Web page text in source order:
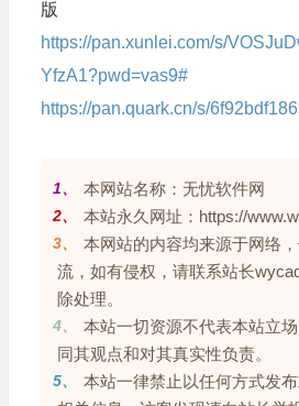
版
https://pan.xunlei.com/s/
YfzA1?pwd=vas9#
https://pan.quark.cn/s/
1、 本网站名称：无忧软件网
2、 本站永久网址：https://
3、
本网站的内容均来源于网络
流，如有侵权，请联系站长
除处理。
4、
本站一切资源不代表本站立
同其观点和对其真实性负责。
5、
本站一律禁止以任何方式发